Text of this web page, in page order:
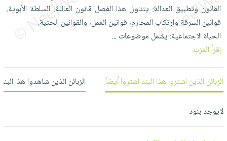
العناية
بالأسنان
الحمية
والتغذية
أدوات
المائدة
الأوعية
المطبخ
الأكثر
مبيعاً
العودة
للمدارس
اكسسوارات
كتب
اكسسوارات
منزلية
اكسسوارات
شحن
مجاني
بنود
مختارة
كل
الاشتراكات
صندوق
القراءة
بحث
القانون وتطبيق العدالة: يتناول هذا الفصل قانون العائلة، السلطة الأبوية،
قوانين السرقة وارتكاب المحارم، قوانين العمل، والقوانين الحثية.
الحياة الاجتماعية: يشمل موضوعات...
إقرأ المزيد
الزبائن الذين اشتروا هذا البند اشتروا أيضاً الزبائن الذين شاهدوا هذا
لايوجد بنود